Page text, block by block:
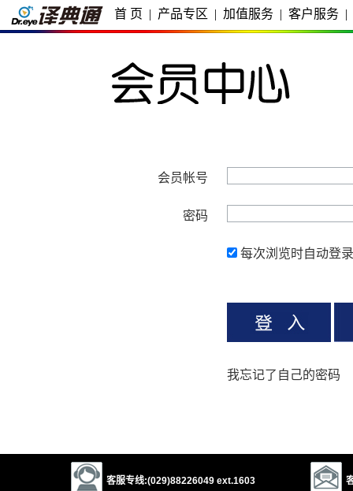
首 页 | 产品专区 | 加值服务 | 客户服务 |
会员帐号
密码
每次浏览时自动登录
我忘记了自己的密码
客服专线:(029)88226049 ext.1603